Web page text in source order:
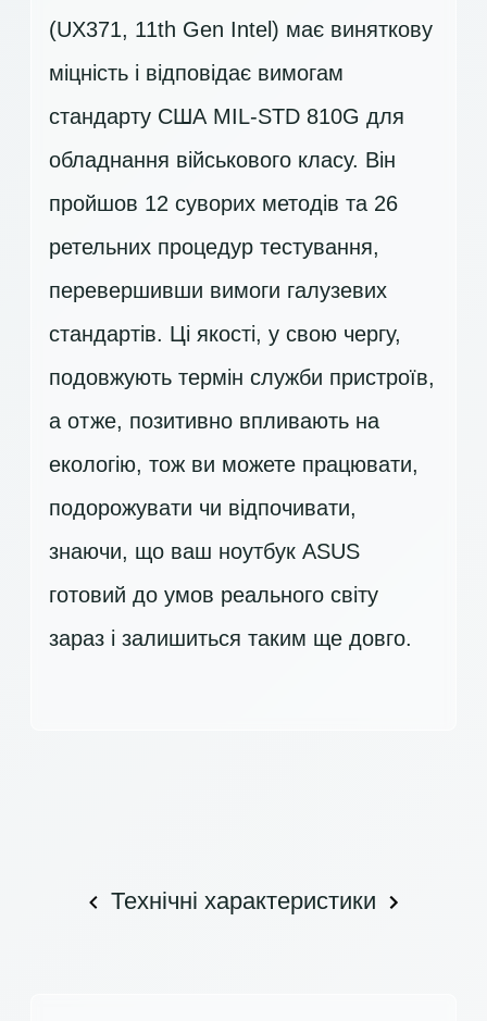
(UX371, 11th Gen Intel) має виняткову
міцність і відповідає вимогам
стандарту США MIL-STD 810G для
обладнання військового класу. Він
пройшов 12 суворих методів та 26
ретельних процедур тестування,
перевершивши вимоги галузевих
стандартів. Ці якості, у свою чергу,
подовжують термін служби пристроїв,
а отже, позитивно впливають на
екологію, тож ви можете працювати,
подорожувати чи відпочивати,
знаючи, що ваш ноутбук ASUS
готовий до умов реального світу
зараз і залишиться таким ще довго.
Технічні характеристики